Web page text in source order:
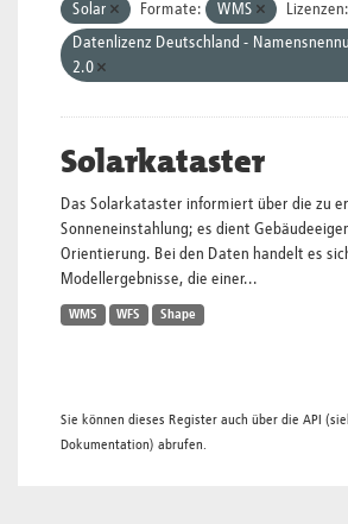
Solar Formate: WMS
Lizenzen:
Datenlizenz Deutschland -
2.0
Solarkataster
Das Solarkataster informiert über die zu
Sonneneinstahlung; es dient
Orientierung. Bei den Daten handelt es
Modellergebnisse, die einer...
WMS WFS Shape
Sie können dieses Register auch über die API
Dokumentation) abrufen.